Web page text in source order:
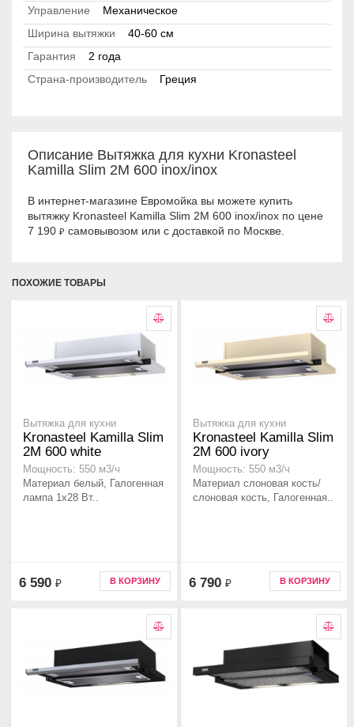
Управление
Механическое
Ширина вытяжки
40-60 см
Гарантия
2 года
Страна-производитель
Греция
Описание Вытяжка для кухни Kronasteel
Kamilla Slim 2M 600 inox/inox
В интернет-магазине Евромойка вы можете купить
вытяжку Kronasteel Kamilla Slim 2M 600 inox/inox по цене
7 190 ₽ самовывозом или с доставкой по Москве.
ПОХОЖИЕ ТОВАРЫ
Вытяжка для кухни
Kronasteel Kamilla Slim
2M 600 white
Мощность: 550 м3/ч
Материал белый, Галогенная
лампа 1x28 Вт..
6 590 ₽ В КОРЗИНУ
Вытяжка для кухни
Kronasteel Kamilla Slim
2M 600 ivory
Мощность: 550 м3/ч
Материал слоновая кость/
слоновая кость, Галогенная..
6 790 ₽ В КОРЗИНУ